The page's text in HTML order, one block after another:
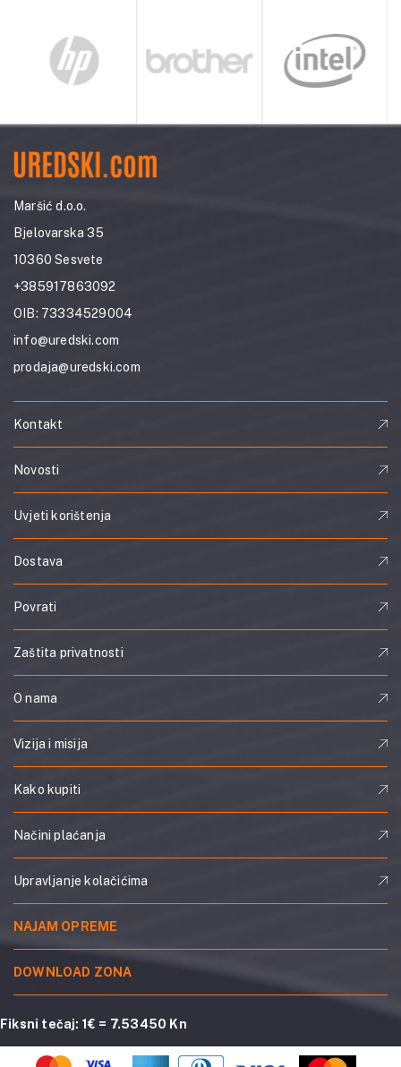
Maršić d.o.o.
Bjelovarska 35
10360 Sesvete
+385917863092
OIB: 73334529004
info@uredski.com
prodaja@uredski.com
Kontakt
Novosti
Uvjeti korištenja
Dostava
Povrati
Zaštita privatnosti
O nama
Vizija i misija
Kako kupiti
Načini plaćanja
Upravljanje kolačićima
NAJAM OPREME
DOWNLOAD ZONA
Fiksni tečaj: 1€ = 7.53450 Kn